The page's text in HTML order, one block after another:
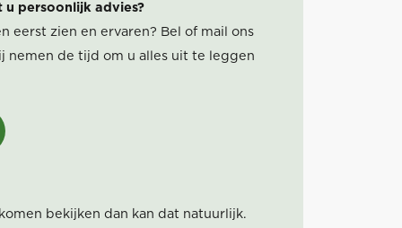
persoonlijk advies?
eerst zien en ervaren? Bel of mail ons
nemen de tijd om u alles uit te leggen
bekijken dan kan dat natuurlijk.